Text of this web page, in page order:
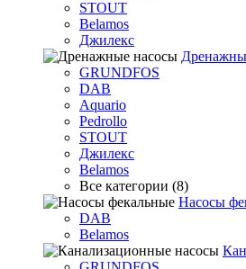
STOUT
Belamos
Джилекс
GRUNDFOS
DAB
Aquario
Pedrollo
STOUT
Джилекс
Belamos
Все категории (8)
Насосы
DAB
Belamos